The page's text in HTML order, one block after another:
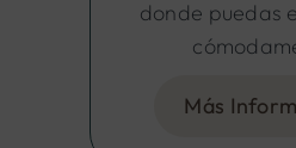
donde puedas
Más